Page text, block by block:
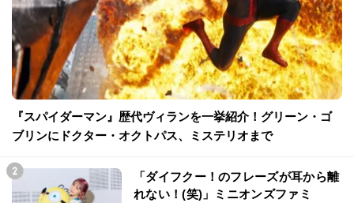
『スパイダーマン』歴代ヴィランを一挙紹介！グリーン・ゴ
ブリンにドクター・オクトパス、ミステリオまで
「ダイフクー！のフレーズが耳から離
れない！(笑)」ミニオンズファミ